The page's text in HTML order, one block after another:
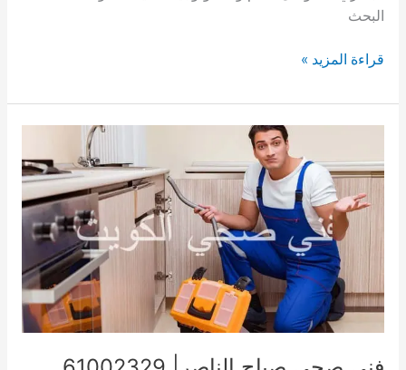
البحث
فني
العاصمة|
61002329
قراءة المزيد »